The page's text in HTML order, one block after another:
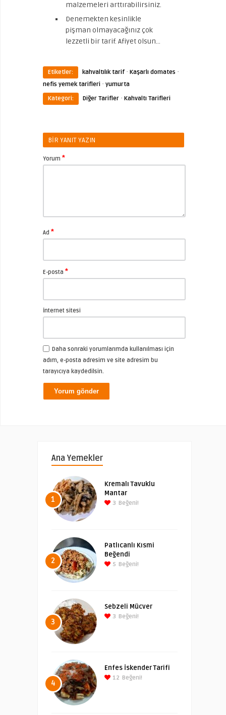
malzemeleri arttırabilirsiniz.
Denemekten kesinlikle
pişman olmayacağınız çok
lezzetli bir tarif. Afiyet olsun…
Etiketler: kahvaltılık tarif · Kaşarlı domates ·
nefis yemek tarifleri · yumurta
Kategori:
Diğer Tarifler · Kahvaltı Tarifleri
BIR YANIT YAZIN
Yorum *
Ad *
E-posta *
İnternet sitesi
Daha sonraki yorumlarımda kullanılması için
adım, e-posta adresim ve site adresim bu
tarayıcıya kaydedilsin.
Ana Yemekler
1
Kremalı Tavuklu
Mantar
3 Beğeni!
2
Patlıcanlı Kısmi
Beğendi
5 Beğeni!
3
Sebzeli Mücver
3 Beğeni!
4
Enfes İskender Tarifi
12 Beğeni!